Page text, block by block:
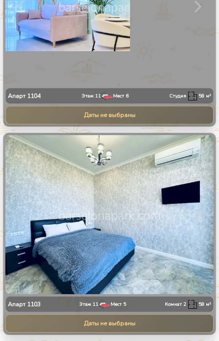
Апарт 1104 Этаж 11 Мест 6 Студия 58 м²
Даты не выбраны
1 8
Апарт 1103 Этаж 11 Мест 5 Комнат2 58 м²
Даты не выбраны